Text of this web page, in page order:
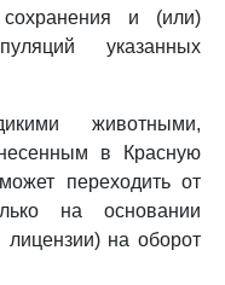
и (или)
указанных
животными,
в Красную
переходить от
на основании
лицензии) на оборот